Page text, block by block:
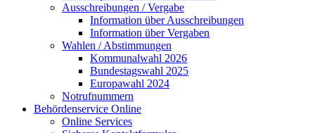
Ausschreibungen / Vergabe
Information über Ausschreibungen
Information über Vergaben
Wahlen / Abstimmungen
Kommunalwahl 2026
Bundestagswahl 2025
Europawahl 2024
Notrufnummern
Behördenservice Online
Online Services